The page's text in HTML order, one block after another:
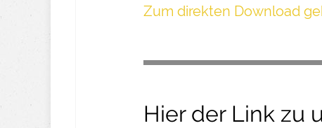
Z um direkte n Download
Hier der Link zu